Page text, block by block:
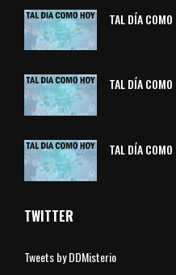
TAL DÍA
TAL DÍA
TAL DÍA
TWITTER
Tweets by DDMisterio